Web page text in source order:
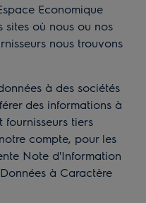
Economique
sites où nous ou nos
nous trouvons
à des sociétés
des informations à
fournisseurs tiers
compte, pour les
Note d'Information
à Caractère